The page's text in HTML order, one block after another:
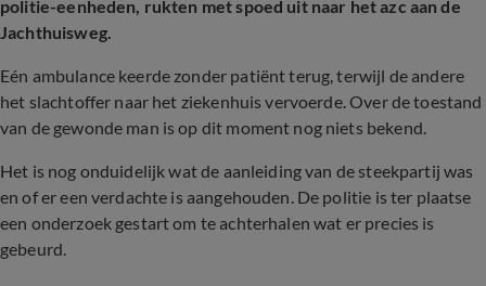
politie-eenheden, rukten met spoed uit naar het azc aan de
Jachthuisweg.
Eén ambulance keerde zonder patiënt terug, terwijl de andere
het slachtoffer naar het ziekenhuis vervoerde. Over de toestand
van de gewonde man is op dit moment nog niets bekend.
Het is nog onduidelijk wat de aanleiding van de steekpartij was
en of er een verdachte is aangehouden. De politie is ter plaatse
een onderzoek gestart om te achterhalen wat er precies is
gebeurd.